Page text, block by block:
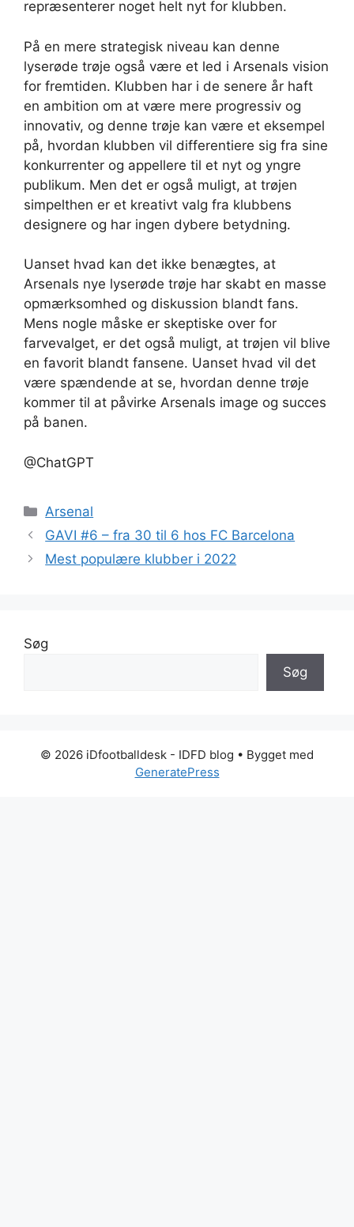
repræsenterer noget helt nyt for klubben.
På en mere strategisk niveau kan denne
lyserøde trøje også være et led i Arsenals vision
for fremtiden. Klubben har i de senere år haft
en ambition om at være mere progressiv og
innovativ, og denne trøje kan være et eksempel
på, hvordan klubben vil differentiere sig fra sine
konkurrenter og appellere til et nyt og yngre
publikum. Men det er også muligt, at trøjen
simpelthen er et kreativt valg fra klubbens
designere og har ingen dybere betydning.
Uanset hvad kan det ikke benægtes, at
Arsenals nye lyserøde trøje har skabt en masse
opmærksomhed og diskussion blandt fans.
Mens nogle måske er skeptiske over for
farvevalget, er det også muligt, at trøjen vil blive
en favorit blandt fansene. Uanset hvad vil det
være spændende at se, hvordan denne trøje
kommer til at påvirke Arsenals image og succes
på banen.
@ChatGPT
Kategorier
Arsenal
GAVI #6 – fra 30 til 6 hos FC Barcelona
Mest populære klubber i 2022
Søg
Søg
© 2026 iDfootballdesk - IDFD blog • Bygget med
GeneratePress